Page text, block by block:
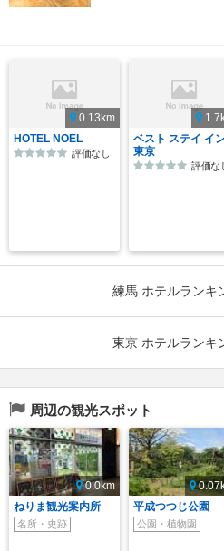
0.13km
HOTEL NOEL
評価なし
ベスト ステイ イ
東京
評価な
練馬 ホテルランキ
東京 ホテルランキ
周辺の観光スポット
0.0km
ねりま観光案内所
名所・史跡
平成つつじ公園
公園・植物園